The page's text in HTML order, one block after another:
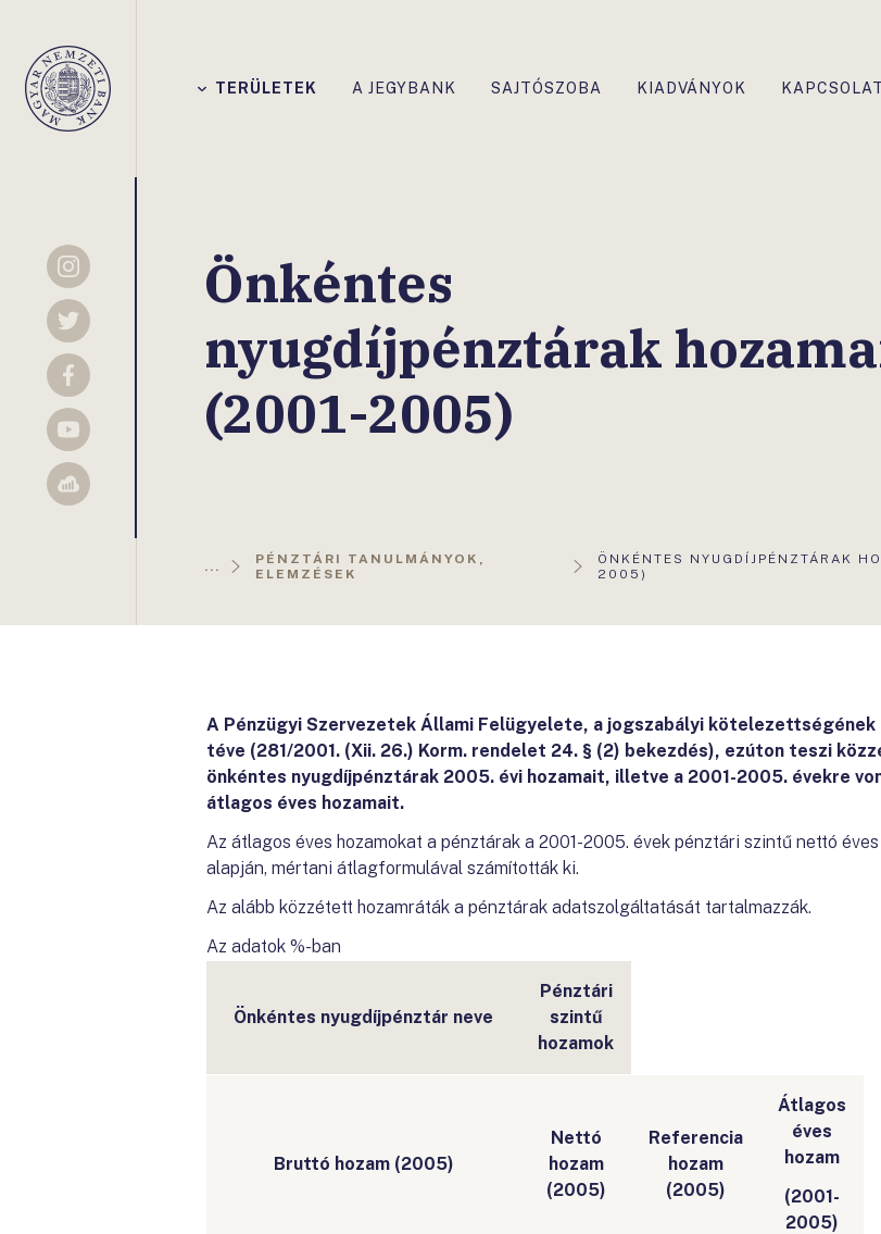
Magyar
Nemzeti
TERÜLETEK A JEGYBANK SAJTÓSZOBA KIADVÁNYOK
Instagram
Twitter
Facebook
YouTube
Sellsy
Önkéntes
nyugdíjpénztárak
(2001-2005)
...
PÉNZTÁRI TANULMÁNYOK,
ELEMZÉSEK
AKTUÁLIS
OLDAL:
ÖNKÉNTES NYUGDÍJPÉNZTÁRAK
2005)
A Pénzügyi Szervezetek Állami Felügyelete, a jogszabályi
téve (281/2001. (Xii. 26.) Korm. rendelet 24. § (2) bekezdés), ezúton teszi
önkéntes nyugdíjpénztárak 2005. évi hozamait, illetve a 2001-2005. évekre
átlagos éves hozamait.
Az átlagos éves hozamokat a pénztárak a 2001-2005. évek pénztári szintű nettó éves
alapján, mértani átlagformulával számították ki.
Az alább közzétett hozamráták a pénztárak adatszolgáltatását tartalmazzák.
Az adatok %-ban
Önkéntes nyugdíjpénztár neve
Pénztári
szintű
hozamok
Bruttó hozam (2005)
Nettó
hozam
(2005)
Referencia
hozam
(2005)
Átlagos
éves
hozam
(2001-
2005)